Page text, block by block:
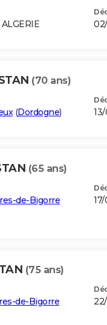
(70 ans)
(Dordogne)
(65 ans)
de-Bigorre
(75 ans)
de-Bigorre